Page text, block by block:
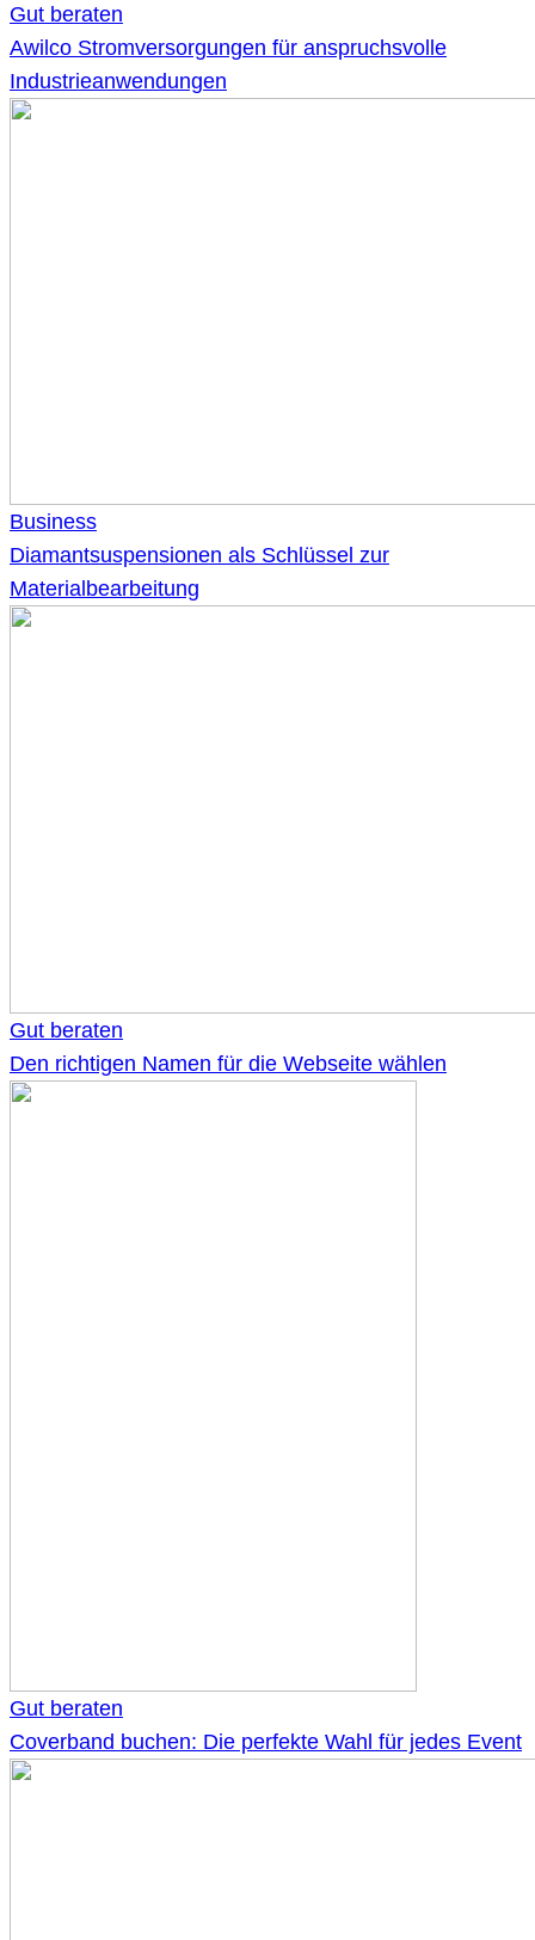
Gut beraten
Awilco Stromversorgungen für anspruchsvolle
Industrieanwendungen
Business
Diamantsuspensionen als Schlüssel zur
Materialbearbeitung
Gut beraten
Den richtigen Namen für die Webseite wählen
Gut beraten
Coverband buchen: Die perfekte Wahl für jedes Event